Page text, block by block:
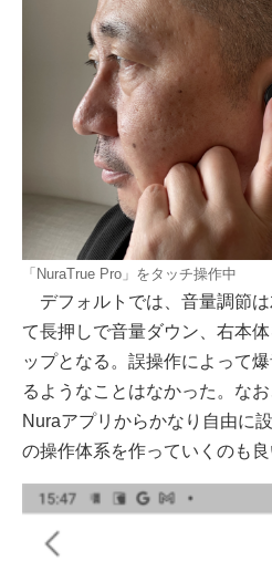
「NuraTrue Pro」をタッチ操作中
デフォルトでは、音量調節
て長押しで音量ダウン、右本
ップとなる。誤操作によって
るようなことはなかった。な
Nuraアプリからかなり自由に
の操作体系を作っていくのも良